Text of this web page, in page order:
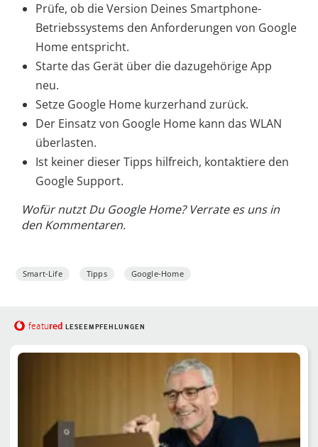
Prüfe, ob die Version Deines Smartphone-
Betriebssystems den Anforderungen von Google
Home entspricht.
Starte das Gerät über die dazugehörige App
neu.
Setze Google Home kurzerhand zurück.
Der Einsatz von Google Home kann das WLAN
überlasten.
Ist keiner dieser Tipps hilfreich, kontaktiere den
Google Support.
Wofür nutzt Du Google Home? Verrate es uns in
den Kommentaren.
Smart-Life Tipps Google-Home
featured LESEEMPFEHLUNGEN